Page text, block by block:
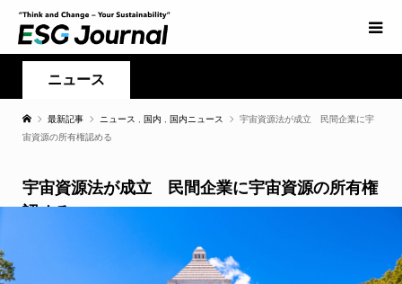
ニュース
最新記事 ニュース 国内 国内ニュース
宇宙資源法が成立 民間企業に宇
宙資源の所有権認める
宇宙資源法が成立 民間企業に宇宙資源の所有権
認める